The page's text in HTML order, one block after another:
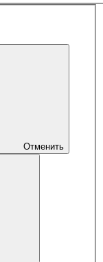
Отменить